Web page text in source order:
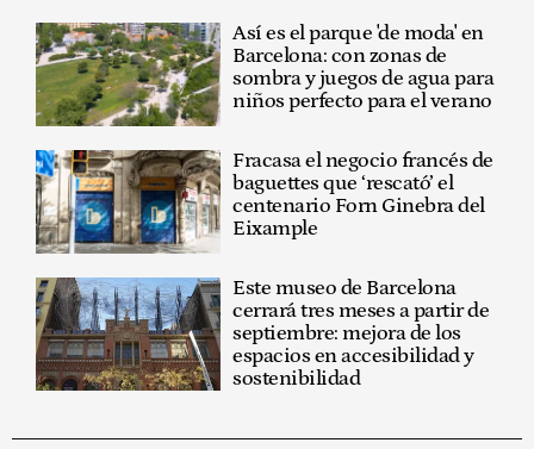
Así es el parque 'de moda' en
Barcelona: con zonas de
sombra y juegos de agua para
niños perfecto para el verano
Fracasa el negocio francés de
baguettes que ‘rescató’ el
centenario Forn Ginebra del
Eixample
Este museo de Barcelona
cerrará tres meses a partir de
septiembre: mejora de los
espacios en accesibilidad y
sostenibilidad